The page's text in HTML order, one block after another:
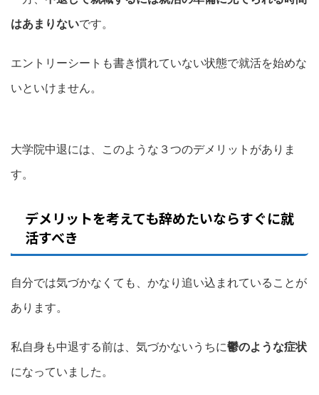
はあまりないです。
エントリーシートも書き慣れていない状態で就活を始めな
いといけません。
大学院中退には、このような３つのデメリットがありま
す。
デメリットを考えても辞めたいならすぐに就
活すべき
自分では気づかなくても、かなり追い込まれていることが
あります。
私自身も中退する前は、気づかないうちに鬱のような症状
になっていました。